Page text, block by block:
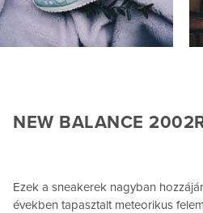
NEW BALANCE
Ezek a sneakerek nagyban
években tapasztalt meteorikus